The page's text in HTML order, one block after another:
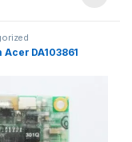
Acer DA103861